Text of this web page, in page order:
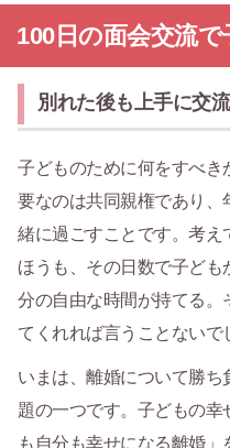
100日の面会交流
別れた後も上手に交
子どものために何をすべ
要なのは共同親権であり、
緒に過ごすことです。考
ほうも、その日数で子ど
分の自由な時間が持てる。
てくれれば言うことないで
いまは、離婚について勝
題の一つです。子どもの
も自分も幸せになる離婚」